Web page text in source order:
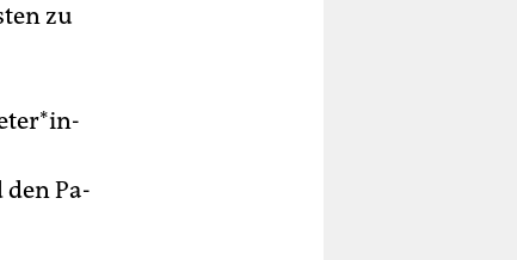
zu
den Pa­